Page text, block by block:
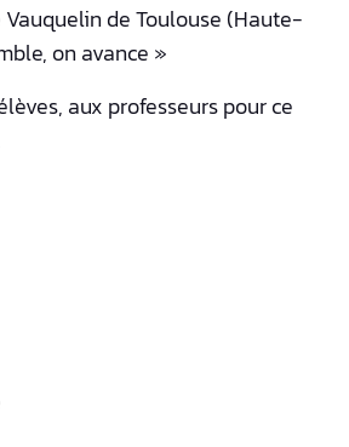
de Toulouse (Haute-
on avance »
aux professeurs pour ce